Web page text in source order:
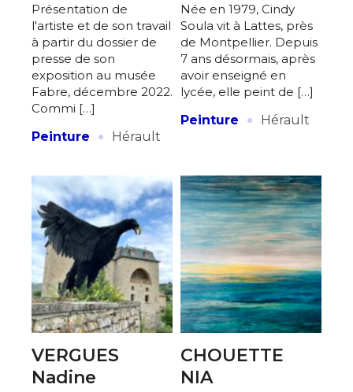
Présentation de
l'artiste et de son travail
à partir du dossier de
presse de son
exposition au musée
Fabre, décembre 2022.
Commi […]
Peinture
· Hérault
Née en 1979, Cindy
Soula vit à Lattes, près
de Montpellier. Depuis
7 ans désormais, après
avoir enseigné en
lycée, elle peint de […]
Peinture
· Hérault
VERGUES
Nadine
CHOUETTE
NIA